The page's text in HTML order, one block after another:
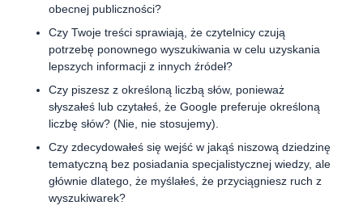
obecnej publiczności?
Czy Twoje treści sprawiają, że czytelnicy czują
potrzebę ponownego wyszukiwania w celu uzyskania
lepszych informacji z innych źródeł?
Czy piszesz z określoną liczbą słów, ponieważ
słyszałeś lub czytałeś, że Google preferuje określoną
liczbę słów? (Nie, nie stosujemy).
Czy zdecydowałeś się wejść w jakąś niszową dziedzinę
tematyczną bez posiadania specjalistycznej wiedzy, ale
głównie dlatego, że myślałeś, że przyciągniesz ruch z
wyszukiwarek?